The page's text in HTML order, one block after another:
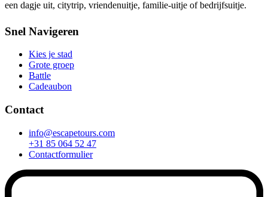
een dagje uit, citytrip, vriendenuitje, familie-uitje of bedrijfsuitje.
Snel Navigeren
Kies je stad
Grote groep
Battle
Cadeaubon
Contact
info@escapetours.com
+31 85 064 52 47
Contactformulier